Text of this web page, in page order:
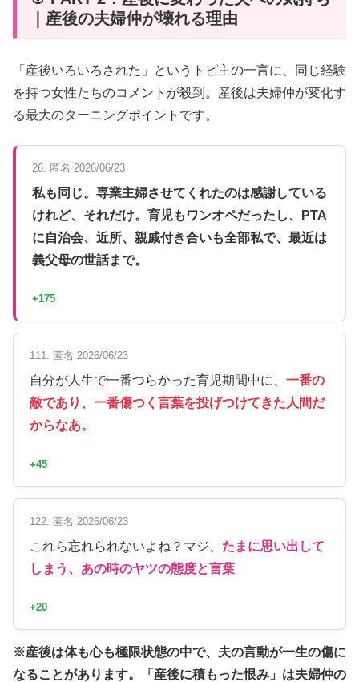
｜産後の夫婦仲が壊れる理由
「産後いろいろされた」というトピ主の一言に、同じ経験
を持つ女性たちのコメントが殺到。産後は夫婦仲が変化す
る最大のターニングポイントです。
26. 匿名 2026/06/23
私も同じ。専業主婦させてくれたのは感謝している
けれど、それだけ。育児もワンオペだったし、PTA
に自治会、近所、親戚付き合いも全部私で、最近は
義父母の世話まで。
+175
111. 匿名 2026/06/23
自分が人生で一番つらかった育児期間中に、 一番の
敵であり、一番傷つく言葉を投げつけてきた人間だ
からなあ。
+45
122. 匿名 2026/06/23
これら忘れられないよね？マジ、 たまに思い出して
しまう、あの時のヤツの態度と言葉
+20
※産後は体も心も極限状態の中で、夫の言動が一生の傷に
なることがあります。「産後に積もった恨み」は夫婦仲の